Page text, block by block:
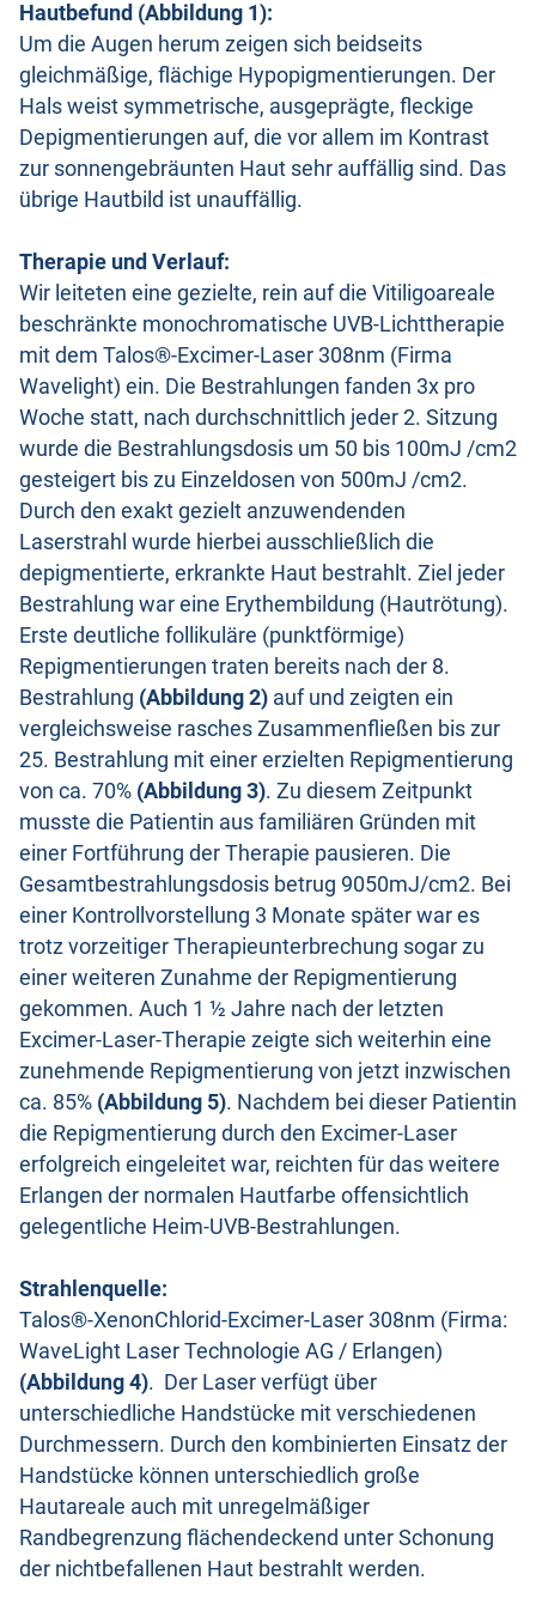
Hautbefund (Abbildung 1):
Um die Augen herum zeigen sich beidseits
gleichmäßige, flächige Hypopigmentierungen. Der
Hals weist symmetrische, ausgeprägte, fleckige
Depigmentierungen auf, die vor allem im Kontrast
zur sonnengebräunten Haut sehr auffällig sind. Das
übrige Hautbild ist unauffällig.
Therapie und Verlauf:
Wir leiteten eine gezielte, rein auf die Vitiligoareale
beschränkte monochromatische UVB-Lichttherapie
mit dem Talos®-Excimer-Laser 308nm (Firma
Wavelight) ein. Die Bestrahlungen fanden 3x pro
Woche statt, nach durchschnittlich jeder 2. Sitzung
wurde die Bestrahlungsdosis um 50 bis 100mJ /cm2
gesteigert bis zu Einzeldosen von 500mJ /cm2.
Durch den exakt gezielt anzuwendenden
Laserstrahl wurde hierbei ausschließlich die
depigmentierte, erkrankte Haut bestrahlt. Ziel jeder
Bestrahlung war eine Erythembildung (Hautrötung).
Erste deutliche follikuläre (punktförmige)
Repigmentierungen traten bereits nach der 8.
Bestrahlung (Abbildung 2) auf und zeigten ein
vergleichsweise rasches Zusammenfließen bis zur
25. Bestrahlung mit einer erzielten Repigmentierung
von ca. 70% (Abbildung 3). Zu diesem Zeitpunkt
musste die Patientin aus familiären Gründen mit
einer Fortführung der Therapie pausieren. Die
Gesamtbestrahlungsdosis betrug 9050mJ/cm2. Bei
einer Kontrollvorstellung 3 Monate später war es
trotz vorzeitiger Therapieunterbrechung sogar zu
einer weiteren Zunahme der Repigmentierung
gekommen. Auch 1 ½ Jahre nach der letzten
Excimer-Laser-Therapie zeigte sich weiterhin eine
zunehmende Repigmentierung von jetzt inzwischen
ca. 85% (Abbildung 5). Nachdem bei dieser Patientin
die Repigmentierung durch den Excimer-Laser
erfolgreich eingeleitet war, reichten für das weitere
Erlangen der normalen Hautfarbe offensichtlich
gelegentliche Heim-UVB-Bestrahlungen.
Strahlenquelle:
Talos®-XenonChlorid-Excimer-Laser 308nm (Firma:
WaveLight Laser Technologie AG / Erlangen)
(Abbildung 4). Der Laser verfügt über
unterschiedliche Handstücke mit verschiedenen
Durchmessern. Durch den kombinierten Einsatz der
Handstücke können unterschiedlich große
Hautareale auch mit unregelmäßiger
Randbegrenzung flächendeckend unter Schonung
der nichtbefallenen Haut bestrahlt werden.